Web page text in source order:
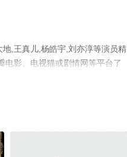
,王真儿,杨皓宇,刘亦淳等演员精
电影、电视猫或剧情网等平台了